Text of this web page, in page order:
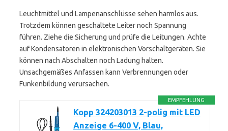
Leuchtmittel und Lampenanschlüsse sehen harmlos aus.
Trotzdem können geschaltete Leiter noch Spannung
führen. Ziehe die Sicherung und prüfe die Leitungen. Achte
auf Kondensatoren in elektronischen Vorschaltgeräten. Sie
können nach Abschalten noch Ladung halten.
Unsachgemäßes Anfassen kann Verbrennungen oder
Funkenbildung verursachen.
EMPFEHLUNG
Kopp 324203013 2-polig mit LED
Anzeige 6-400 V, Blau,